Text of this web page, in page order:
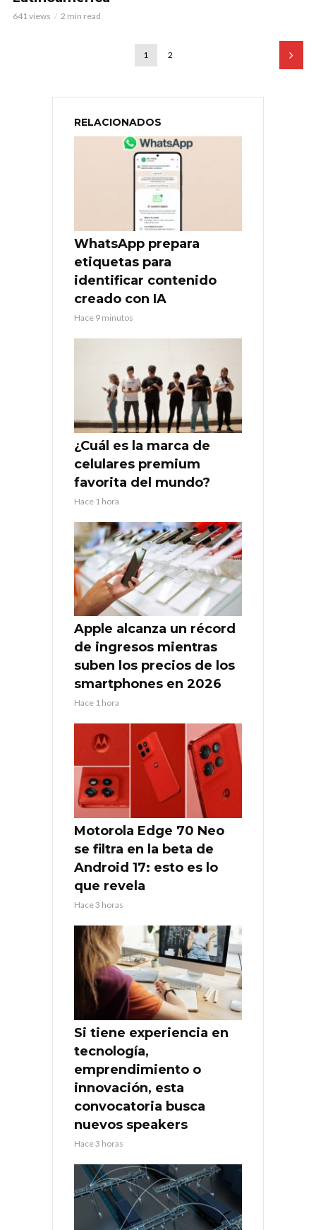
641 views 2 min read
1 2
RELACIONADOS
WhatsApp prepara
etiquetas para
identificar contenido
creado con IA
Hace 9 minutos
¿Cuál es la marca de
celulares premium
favorita del mundo?
Hace 1 hora
Apple alcanza un récord
de ingresos mientras
suben los precios de los
smartphones en 2026
Hace 1 hora
Motorola Edge 70 Neo
se filtra en la beta de
Android 17: esto es lo
que revela
Hace 3 horas
Si tiene experiencia en
tecnología,
emprendimiento o
innovación, esta
convocatoria busca
nuevos speakers
Hace 3 horas